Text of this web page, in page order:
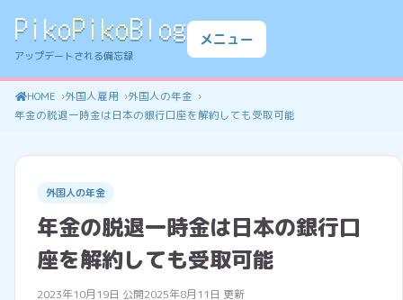
PikoPikoBlog
アップデートされる備忘録
メニュー
HOME 外国人雇用
外国人の年金
年金の脱退一時金は日本の銀行口座を解約しても受取可能
外国人の年金
年金の脱退一時金は日本の銀行口
座を解約しても受取可能
2023年10月19日 公開2025年8月11日 更新